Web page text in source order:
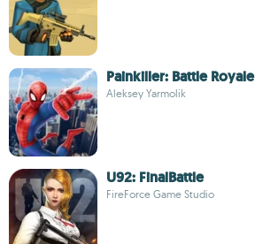
Painkiller: Battle Royale
Aleksey Yarmolik
U92: FinalBattle
FireForce Game Studio